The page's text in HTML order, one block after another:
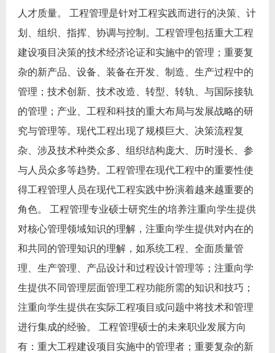
人才质量。 工程管理是针对工程实践而进行的决策、计
划、组织、指挥、协调与控制。工程管理包括重大工程
建设项目决策的技术经济论证和实施中的管理；重要复
杂的新产品、设备、装备在开发、制造、生产过程中的
管理；技术创新、技术改造、转型、转轨、与国际接轨
的管理；产业、工程和科技的重大布局与发展战略的研
究与管理等。现代工程出现了规模巨大、决策流程复
杂、涉及技术种类众多、组织结构庞大、历时漫长、参
与人员众多等趋势。工程管理在现代工程中的重要性使
得工程管理人员在现代工程实践中扮演着越来越重要的
角色。 工程管理专业硕士研究生的培养注重向学生提供
对核心管理领域知识的理解，注重向学生提供对内在的
和共同的管理知识的理解，如系统工程、全面质量管
理、生产管理、产品设计和过程设计管理等；注重向学
生提供不同管理层面管理工程功能所需的知识和技巧；
注重向学生提供在实际工程项目或问题中将技术和管理
进行集成的经验。 工程管理硕士的未来职业发展方向
有：重大工程建设项目实施中的管理者；重要复杂的新